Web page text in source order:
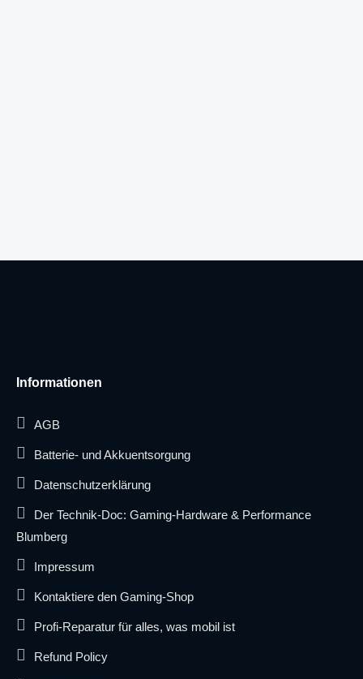
Informationen
AGB
Batterie- und Akkuentsorgung
Datenschutzerklärung
Der Technik-Doc: Gaming-Hardware & Performance
Blumberg
Impressum
Kontaktiere den Gaming-Shop
Profi-Reparatur für alles, was mobil ist
Refund Policy